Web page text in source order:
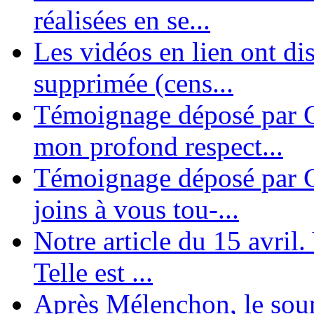
réalisées en se...
Les vidéos en lien ont
supprimée (cens...
Témoignage déposé par
mon profond respect...
Témoignage déposé par
joins à vous tou-...
Notre article du 15 avril.
Telle est ...
Après Mélenchon, le